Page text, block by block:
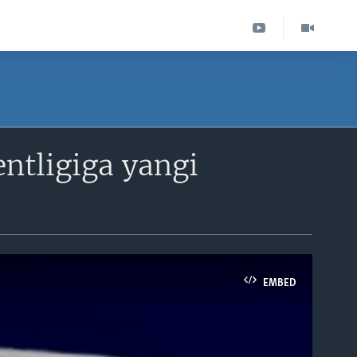
yangi
EMBED